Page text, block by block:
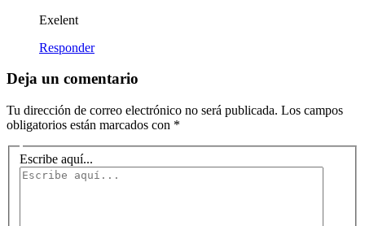
Exelent
Responder
Deja un comentario
Tu dirección de correo electrónico no será publicada. Los campos
obligatorios están marcados con *
Escribe aquí...